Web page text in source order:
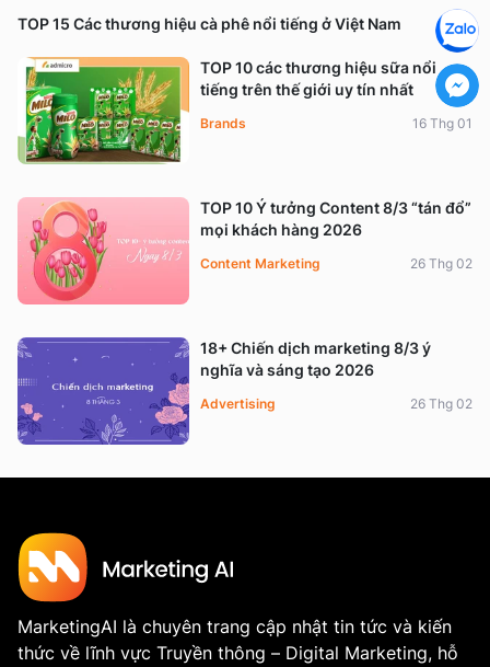
TOP 15 Các thương hiệu cà phê nổi tiếng ở Việt Nam
TOP 10 các thương hiệu sữa nổi
tiếng trên thế giới uy tín nhất
Brands 16 Thg 01
TOP 10 Ý tưởng Content 8/3 “tán đổ”
mọi khách hàng 2026
Content Marketing 26 Thg 02
18+ Chiến dịch marketing 8/3 ý
nghĩa và sáng tạo 2026
Advertising 26 Thg 02
MarketingAI là chuyên trang cập nhật tin tức và kiến
thức về lĩnh vực Truyền thông – Digital Marketing, hỗ